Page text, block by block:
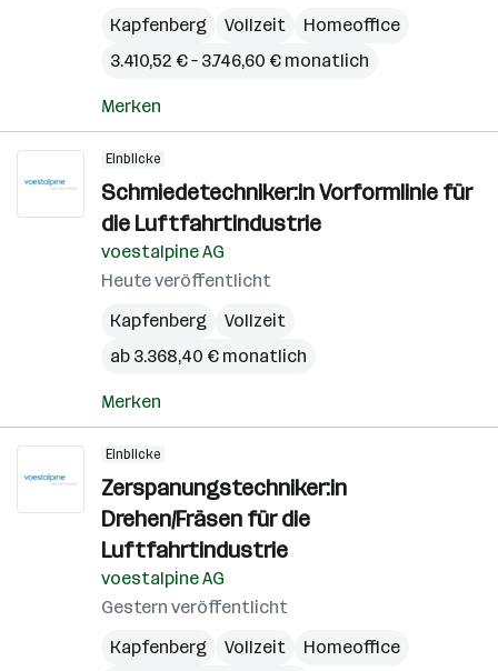
Kapfenberg
Vollzeit
Homeoffice
3.410,52 € – 3.746,60 € monatlich
Merken
Einblicke
Schmiedetechniker:in Vorformlinie für
die Luftfahrtindustrie
voestalpine AG
Heute veröffentlicht
Kapfenberg
Vollzeit
ab 3.368,40 € monatlich
Merken
Einblicke
Zerspanungstechniker:in
Drehen/Fräsen für die
Luftfahrtindustrie
voestalpine AG
Gestern veröffentlicht
Kapfenberg
Vollzeit
Homeoffice